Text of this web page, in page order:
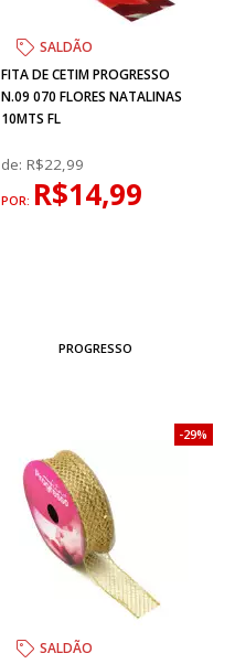
SALDÃO
FITA DE CETIM PROGRESSO
N.09 070 FLORES NATALINAS
10MTS FL
de:R$22,99
POR: R$14,99
PROGRESSO
SALDÃO
29%